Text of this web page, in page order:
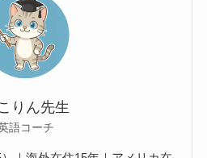
りん先生
語コーチ